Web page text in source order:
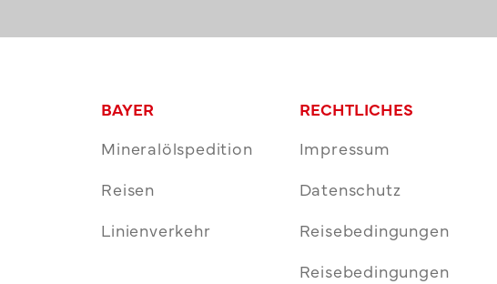
BAYER
Mineralölspedition
Reisen
Linienverkehr
RECHTLICHES
Impressum
Datenschutz
Reisebedingungen
Reisebedingungen